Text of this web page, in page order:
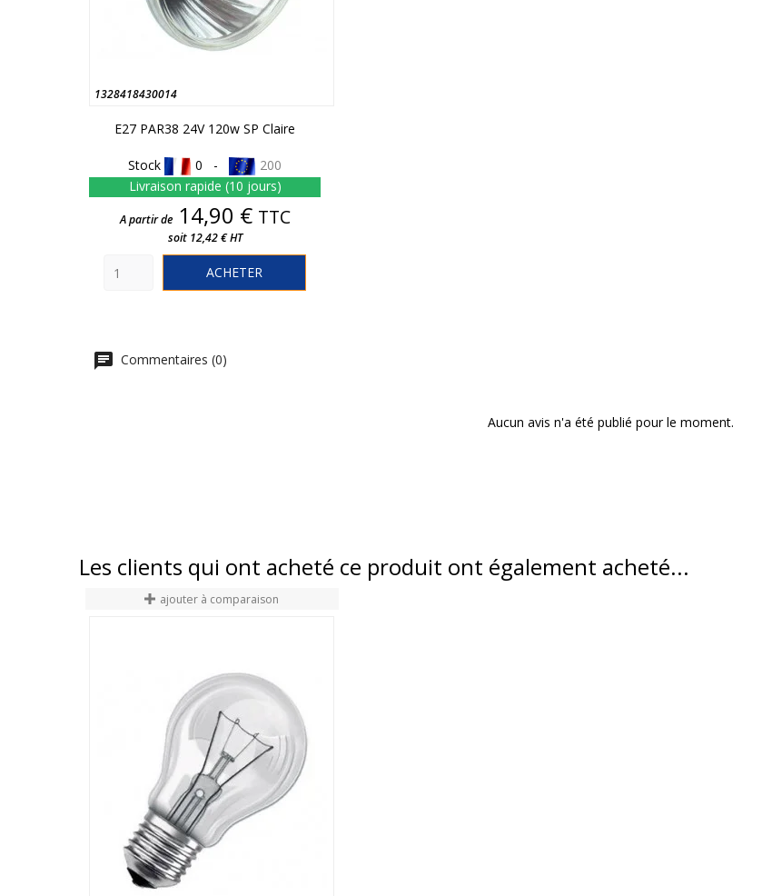
1328418430014
E27 PAR38 24V 120w SP Claire
Stock 0 -
200
Livraison rapide (10 jours)
Prix
A partir de 14,90 € TTC
soit 12,42 € HT
ACHETER
Commentaires (0)
Aucun avis n'a été publié pour le moment.
Les clients qui ont acheté ce produit ont également acheté...
ajouter à comparaison